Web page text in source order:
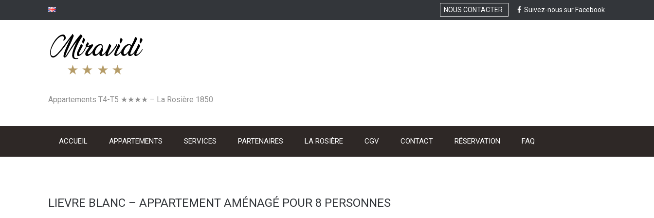
NOUS CONTACTER Suivez-nous sur Facebook
Appartements T4-T5 ★★★★ – La Rosière 1850
ACCUEIL APPARTEMENTS SERVICES PARTENAIRES LA ROSIÈRE CGV CONTACT RÉSERVATION FAQ
LIEVRE BLANC – APPARTEMENT AMÉNAGÉ POUR 8 PERSONNES